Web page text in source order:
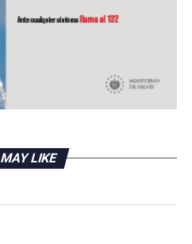
que alejaría más al
interés de inversionistas
nuevamente nexos con
LIKE